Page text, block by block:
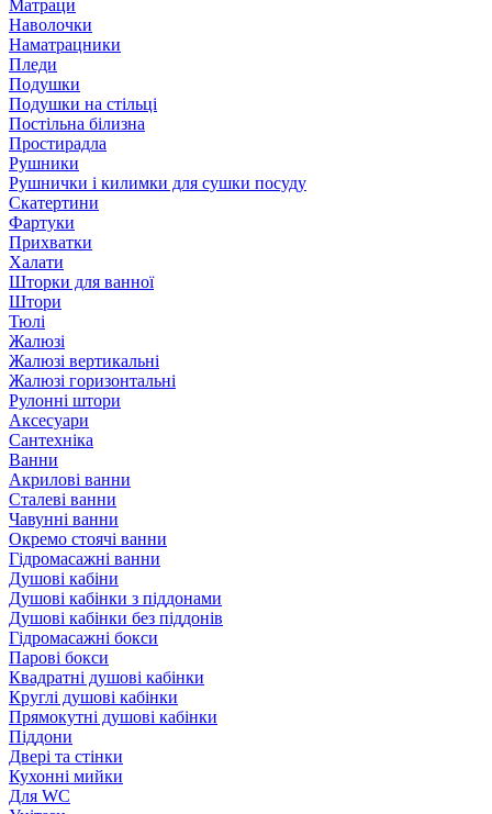
Матраци
Наволочки
Наматрацники
Пледи
Подушки
Подушки на стільці
Постільна білизна
Простирадла
Рушники
Рушнички і килимки для сушки посуду
Скатертини
Фартуки
Прихватки
Халати
Шторки для ванної
Штори
Тюлі
Жалюзі
Жалюзі вертикальні
Жалюзі горизонтальні
Рулонні штори
Аксесуари
Сантехніка
Ванни
Акрилові ванни
Сталеві ванни
Чавунні ванни
Окремо стоячі ванни
Гідромасажні ванни
Душові кабіни
Душові кабінки з піддонами
Душові кабінки без піддонів
Гідромасажні бокси
Парові бокси
Квадратні душові кабінки
Круглі душові кабінки
Прямокутні душові кабінки
Піддони
Двері та стінки
Кухонні мийки
Для WC